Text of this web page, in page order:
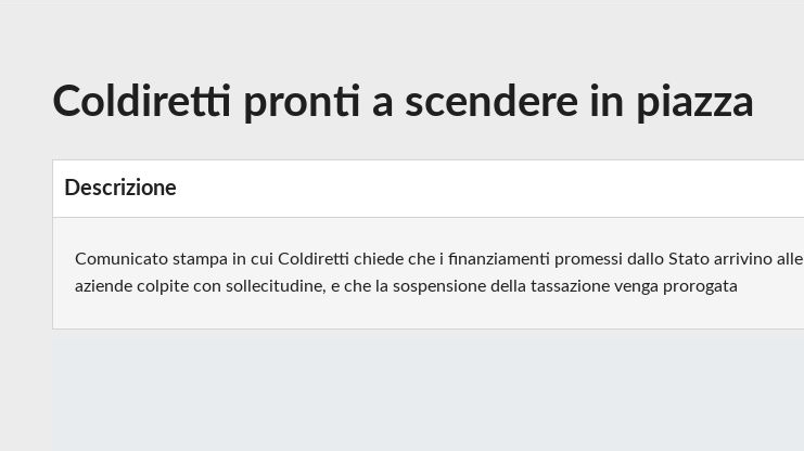
Coldiretti pronti a scendere in piazza
Descrizione
Comunicato stampa in cui Coldiretti chiede che i finanziamenti promessi dallo Stato arrivino alle
aziende colpite con sollecitudine, e che la sospensione della tassazione venga prorogata